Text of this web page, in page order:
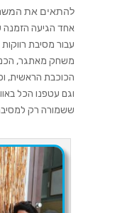
להתאים את
אחד הגיעה הזמנה
עבור מסיבת רווקות
משחק מאתגר,
הכוכבת הראשית,
וגם עטפנו הכל
ששמורה רק